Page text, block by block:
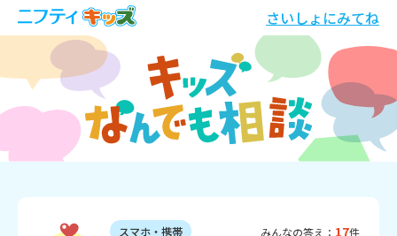
さいしょにみてね
スマホ・携帯 みんなの答え： 17件